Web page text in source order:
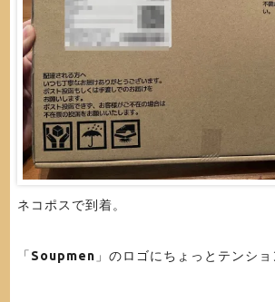
ネコポスで到着。
「 Soupmen 」のロゴにちょっとテンショ